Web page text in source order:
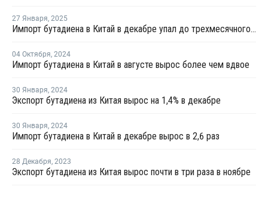
27 Января, 2025
Импорт бутадиена в Китай в декабре упал до трехмесячного минимума
04 Октября, 2024
Импорт бутадиена в Китай в августе вырос более чем вдвое
30 Января, 2024
Экспорт бутадиена из Китая вырос на 1,4% в декабре
30 Января, 2024
Импорт бутадиена в Китай в декабре вырос в 2,6 раз
28 Декабря, 2023
Экспорт бутадиена из Китая вырос почти в три раза в ноябре